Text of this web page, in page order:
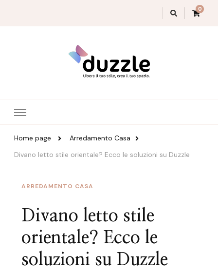
0
Home page
Arredamento Casa
Divano letto stile orientale? Ecco le soluzioni su Duzzle
ARREDAMENTO CASA
Divano letto stile
orientale? Ecco le
soluzioni su Duzzle